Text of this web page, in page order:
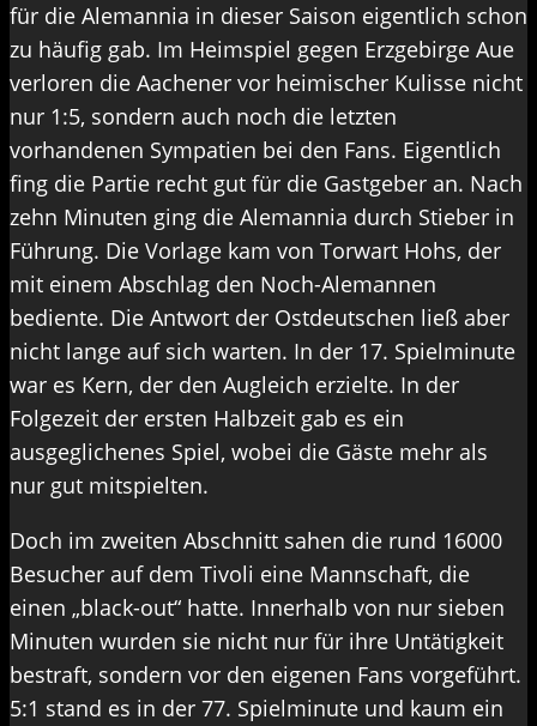
für die Alemannia in dieser Saison eigentlich schon
zu häufig gab. Im Heimspiel gegen Erzgebirge Aue
verloren die Aachener vor heimischer Kulisse nicht
nur 1:5, sondern auch noch die letzten
vorhandenen Sympatien bei den Fans. Eigentlich
fing die Partie recht gut für die Gastgeber an. Nach
zehn Minuten ging die Alemannia durch Stieber in
Führung. Die Vorlage kam von Torwart Hohs, der
mit einem Abschlag den Noch-Alemannen
bediente. Die Antwort der Ostdeutschen ließ aber
nicht lange auf sich warten. In der 17. Spielminute
war es Kern, der den Augleich erzielte. In der
Folgezeit der ersten Halbzeit gab es ein
ausgeglichenes Spiel, wobei die Gäste mehr als
nur gut mitspielten.
Doch im zweiten Abschnitt sahen die rund 16000
Besucher auf dem Tivoli eine Mannschaft, die
einen „black-out“ hatte. Innerhalb von nur sieben
Minuten wurden sie nicht nur für ihre Untätigkeit
bestraft, sondern vor den eigenen Fans vorgeführt.
5:1 stand es in der 77. Spielminute und kaum ein